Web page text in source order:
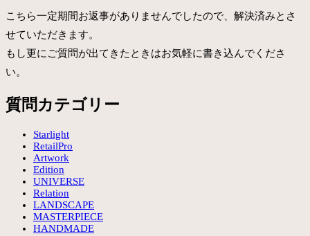
こちら一定期間お返事がありませんでしたので、解決済みとさ
せていただきます。
もし更にご質問が出てきたときはお気軽に書き込んでくださ
い。
質問カテゴリー
Starlight
RetailPro
Artwork
Edition
UNIVERSE
Relation
LANDSCAPE
MASTERPIECE
HANDMADE